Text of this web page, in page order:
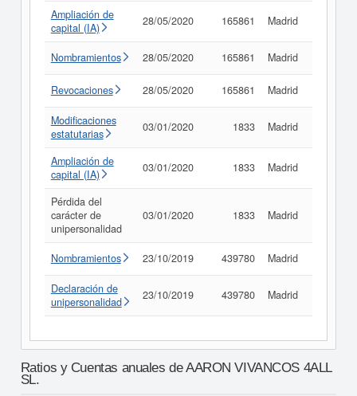
Ampliación de
capital (IA)
28/05/2020 165861 Madrid
Nombramientos 28/05/2020 165861 Madrid
Revocaciones 28/05/2020 165861 Madrid
Modificaciones
estatutarias
03/01/2020 1833 Madrid
Ampliación de
capital (IA)
03/01/2020 1833 Madrid
Pérdida del
carácter de
unipersonalidad
03/01/2020 1833 Madrid
Nombramientos 23/10/2019 439780 Madrid
Declaración de
unipersonalidad
23/10/2019 439780 Madrid
Ratios y Cuentas anuales de AARON VIVANCOS 4ALL
SL.